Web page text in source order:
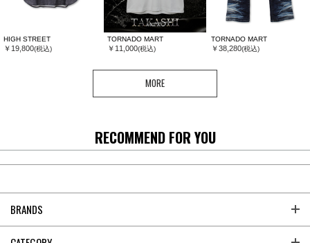
HIGH STREET
￥19,800(税込)
TORNADO MART
￥11,000(税込)
TORNADO MART
￥38,280(税込)
MORE
RECOMMEND FOR YOU
BRANDS